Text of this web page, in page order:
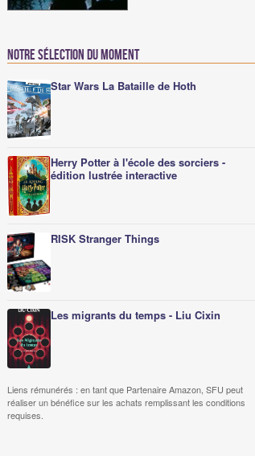
Notre sélection du moment
Star Wars La Bataille de Hoth
Herry Potter à l'école des sorciers -
édition lustrée interactive
RISK Stranger Things
Les migrants du temps - Liu Cixin
Liens rémunérés : en tant que Partenaire Amazon, SFU peut
réaliser un bénéfice sur les achats remplissant les conditions
requises.